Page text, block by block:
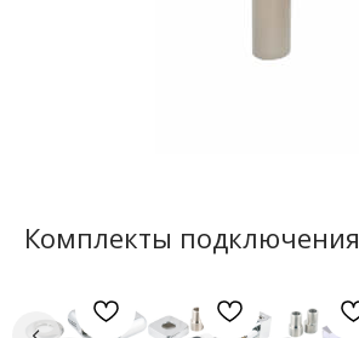
Комплекты подключения